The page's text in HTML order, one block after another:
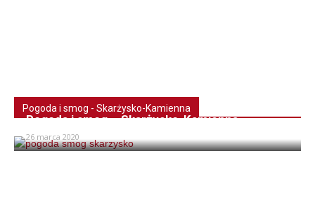
Pogoda i smog - Skarżysko-Kamienna
Pogoda i smog – Skarżysko-Kamienna
26 marca 2020